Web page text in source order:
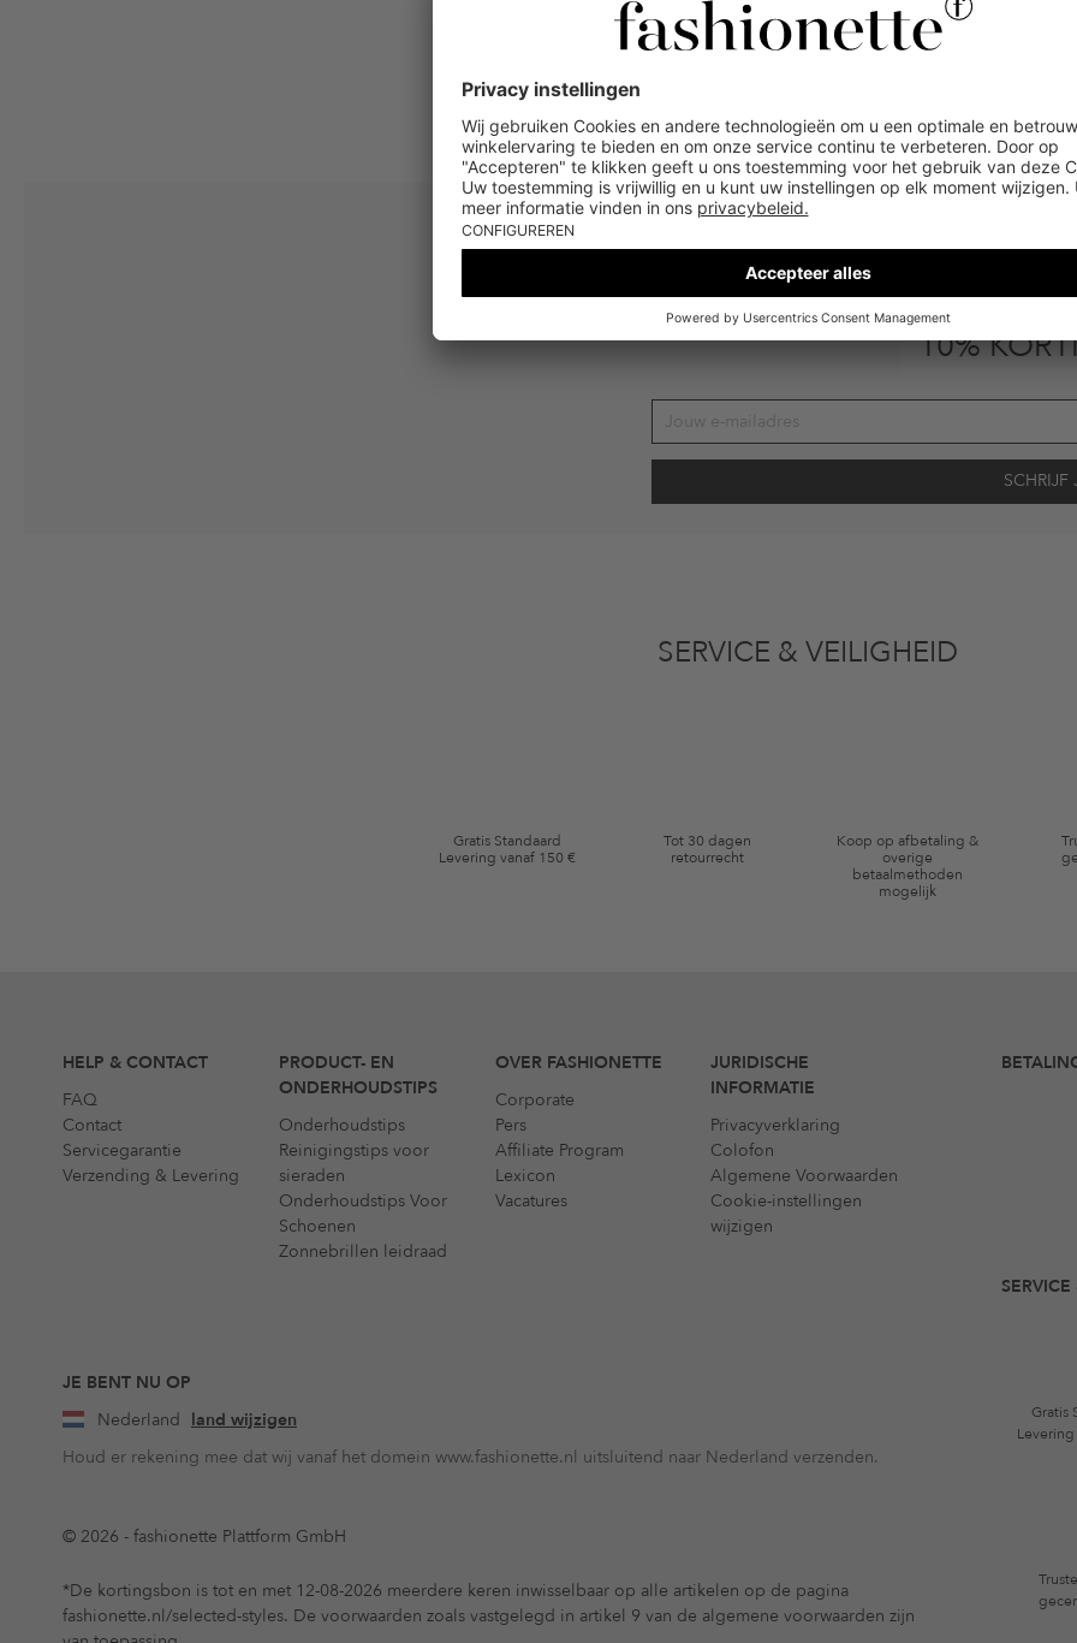
Schrijf je nu in voor de nieuwsbrief en
10%
SERVICE & VEILIGHEID
Gratis Standaard
Levering vanaf 150 €
Tot 30 dagen
retourrecht
Koop op afbetaling &
overige
betaalmethoden
mogelijk
HELP & CONTACT
FAQ
Contact
Servicegarantie
Verzending & Levering
PRODUCT- EN
ONDERHOUDSTIPS
Onderhoudstips
Reinigingstips voor
sieraden
Onderhoudstips Voor
Schoenen
Zonnebrillen leidraad
OVER FASHIONETTE
Corporate
Pers
Affiliate Program
Lexicon
Vacatures
JURIDISCHE
INFORMATIE
Privacyverklaring
Colofon
Algemene Voorwaarden
Cookie-instellingen
wijzigen
JE BENT NU OP
Nederland land wijzigen
Houd er rekening mee dat wij vanaf het domein www.fashionette.nl uitsluitend naar Nederland verzenden.
© 2026 - fashionette Plattform GmbH
*De kortingsbon is tot en met 12-08-2026 meerdere keren inwisselbaar op alle artikelen op de pagina
fashionette.nl/selected-styles. De voorwaarden zoals vastgelegd in artikel 9 van de algemene voorwaarden zijn
Gratis